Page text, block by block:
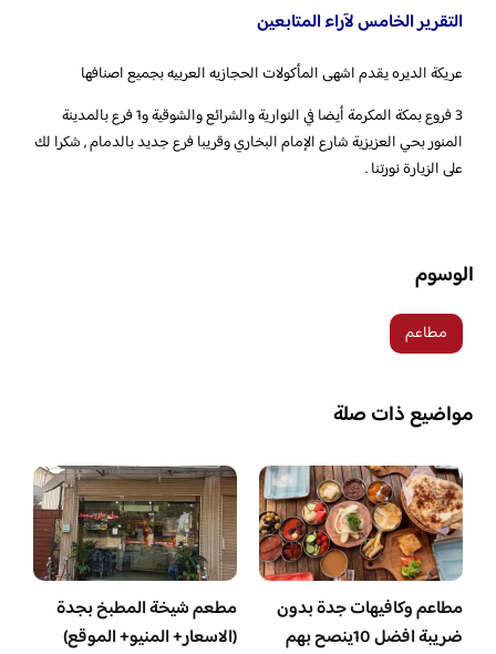
التقرير الخامس لآراء المتابعين
عريكة الديره يقدم اشهى المأكولات الحجازيه العربيه بجميع اصنافها
‎3 فروع بمكة المكرمة أيضا في النوارية والشرائع والشوقية و1 فرع بالمدينة
المنور بحي العزيزية شارع الإمام البخاري وقريبا فرع جديد بالدمام , شكرا لك
على الزيارة نورتنا .
الوسوم
مطاعم
مواضيع ذات صلة
مطاعم وكافيهات جدة بدون
ضريبة افضل 10ينصح بهم
مطعم شيخة المطبخ بجدة
(الاسعار+ المنيو+ الموقع)